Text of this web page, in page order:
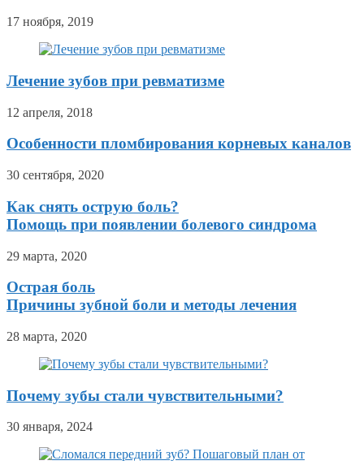
17 ноября, 2019
Лечение зубов при ревматизме
12 апреля, 2018
Особенности пломбирования корневых каналов
30 сентября, 2020
Как снять острую боль?
Помощь при появлении болевого синдрома
29 марта, 2020
Острая боль
Причины зубной боли и методы лечения
28 марта, 2020
Почему зубы стали чувствительными?
30 января, 2024